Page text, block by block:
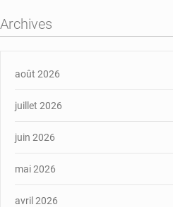
Archives
août 2026
juillet 2026
juin 2026
mai 2026
avril 2026